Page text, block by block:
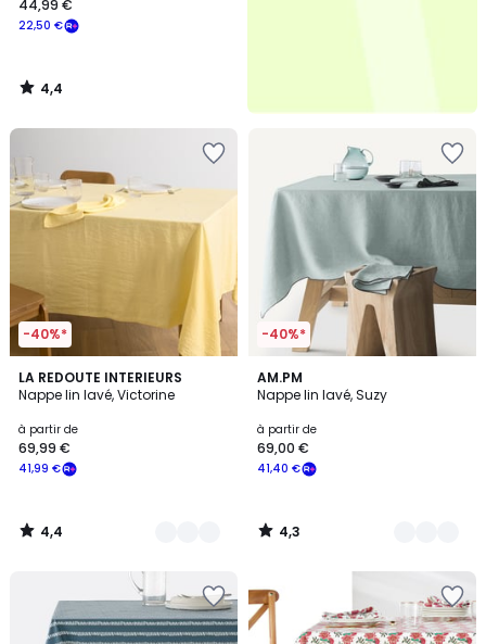
22,50 €
44,99 €
4,4
/
-40%*
LA REDOUTE INTERIEURS
Nappe lin lavé, Victorine
à partir de
41,99 €
69,99 €
4,4
/ 5
15
Couleurs
4,4
/
-40%*
AM.PM
Nappe lin lavé, Suzy
à partir de
41,40 €
69,00 €
4,3
/ 5
8
Couleurs
4,3
/